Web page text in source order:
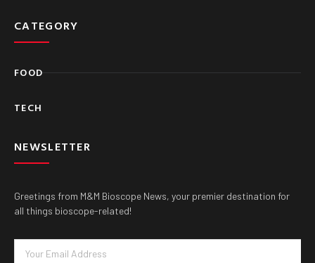
CATEGORY
FOOD
TECH
NEWSLETTER
Greetings from M&M Bioscope News, your premier destination for
all things bioscope-related!
Email